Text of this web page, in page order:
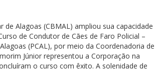
Alagoas (CBMAL) ampliou sua capacidade
de Condutor de Cães de Faro Policial –
(PCAL), por meio da Coordenadoria de
Júnior representou a Corporação na
o curso com êxito. A solenidade de